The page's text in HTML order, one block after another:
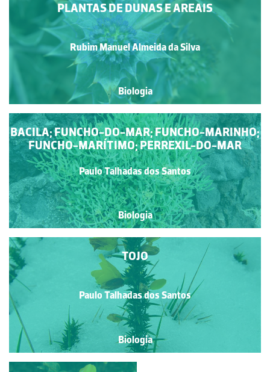
PLANTAS DE DUNAS E AREAIS
Rubim Manuel Almeida da Silva
Biologia
BACILA; FUNCHO-DO-MAR; FUNCHO-MARINHO;
FUNCHO-MARÍTIMO; PERREXIL-DO-MAR
Paulo Talhadas dos Santos
Biologia
TOJO
Paulo Talhadas dos Santos
Biologia